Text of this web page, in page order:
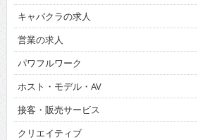
キャバクラの求人
営業の求人
パワフルワーク
ホスト・モデル・AV
接客・販売サービス
クリエイティブ